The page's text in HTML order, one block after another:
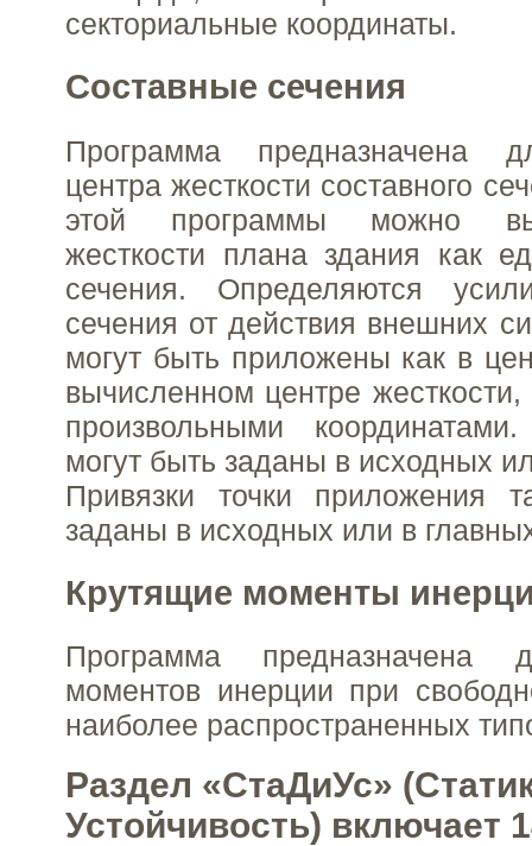
секториальные координаты.
Составные сечения
Программа предназначена
центра жесткости составного
этой программы можно
жесткости плана здания как
сечения. Определяются
сечения от действия внешних
могут быть приложены как в
вычисленном центре
произвольными
могут быть заданы в исходных
Привязки точки приложения
заданы в исходных или в
Крутящие моменты
Программа предназначена
моментов инерции при
наиболее распространенных
Раздел «СтаДиУс»
Устойчивость) включает